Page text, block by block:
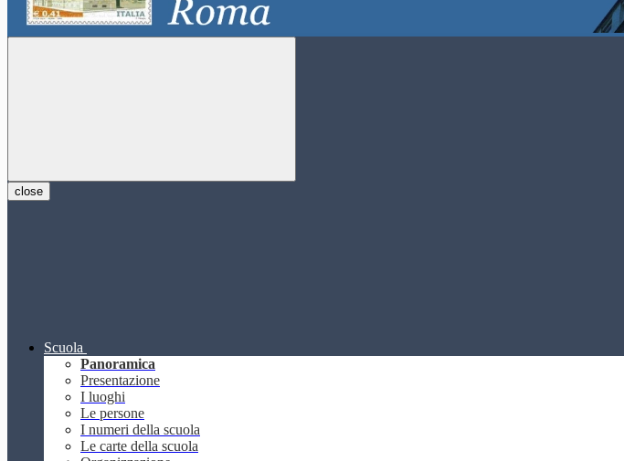
close
Scuola
Panoramica
Presentazione
I luoghi
Le persone
I numeri della scuola
Le carte della scuola